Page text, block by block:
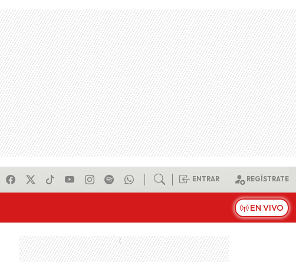
ENTRAR REGÍSTRATE
EN VIVO